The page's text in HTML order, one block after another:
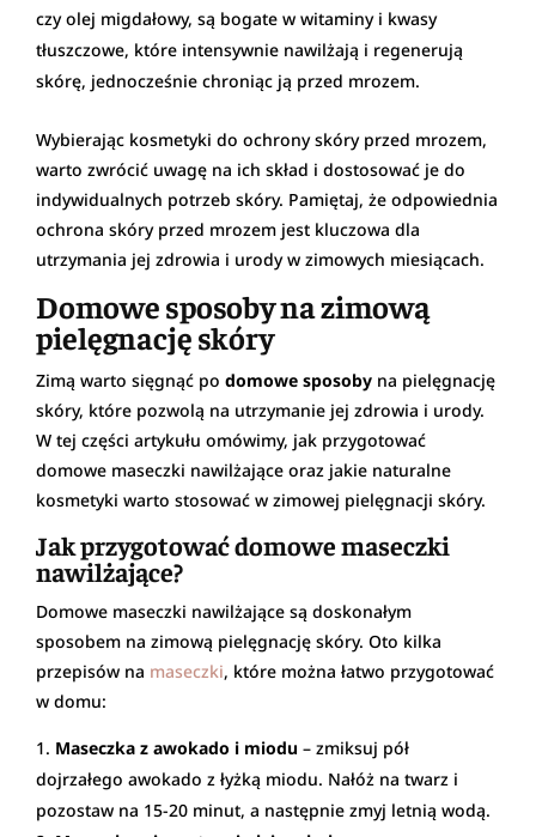
czy olej migdałowy, są bogate w witaminy i kwasy
tłuszczowe, które intensywnie nawilżają i regenerują
skórę, jednocześnie chroniąc ją przed mrozem.
Wybierając kosmetyki do ochrony skóry przed mrozem,
warto zwrócić uwagę na ich skład i dostosować je do
indywidualnych potrzeb skóry. Pamiętaj, że odpowiednia
ochrona skóry przed mrozem jest kluczowa dla
utrzymania jej zdrowia i urody w zimowych miesiącach.
Domowe sposoby na zimową
pielęgnację skóry
Zimą warto sięgnąć po domowe sposoby na pielęgnację
skóry, które pozwolą na utrzymanie jej zdrowia i urody.
W tej części artykułu omówimy, jak przygotować
domowe maseczki nawilżające oraz jakie naturalne
kosmetyki warto stosować w zimowej pielęgnacji skóry.
Jak przygotować domowe maseczki
nawilżające?
Domowe maseczki nawilżające są doskonałym
sposobem na zimową pielęgnację skóry. Oto kilka
przepisów na maseczki, które można łatwo przygotować
w domu:
Maseczka z awokado i miodu – zmiksuj pół
dojrzałego awokado z łyżką miodu. Nałóż na twarz i
pozostaw na 15-20 minut, a następnie zmyj letnią wodą.